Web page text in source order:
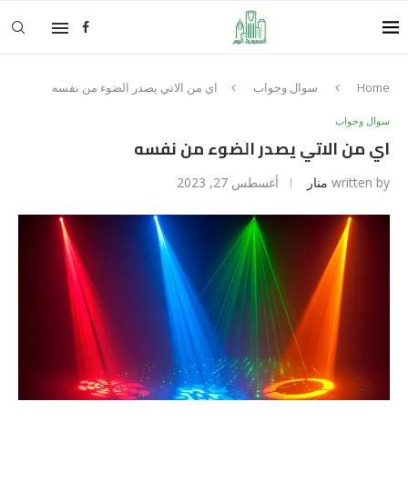
Home سوال وجواب اي من الاتي يصدر الضوء من نفسه
سوال وجواب
اي من الاتي يصدر الضوء من نفسه
written by منار أغسطس 27, 2023